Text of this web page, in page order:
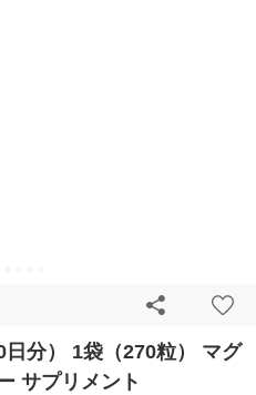
分） 1袋（270粒） マグ
サプリメント